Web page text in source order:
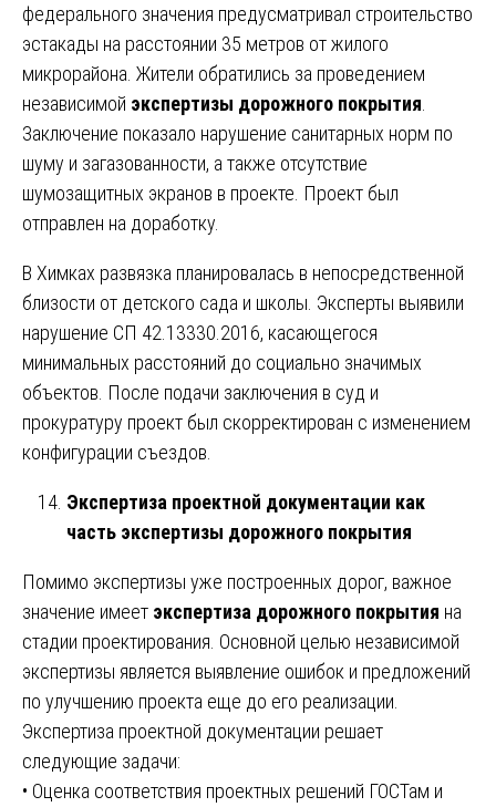
федерального значения предусматривал строительство
эстакады на расстоянии 35 метров от жилого
микрорайона. Жители обратились за проведением
независимой экспертизы дорожного покрытия
Заключение показало нарушение санитарных норм по
шуму и загазованности, а также отсутствие
шумозащитных экранов в проекте. Проект был
отправлен на доработку.
В Химках развязка планировалась в непосредственной
близости от детского сада и школы. Эксперты выявили
нарушение СП 42.13330.2016, касающегося
минимальных расстояний до социально значимых
объектов. После подачи заключения в суд и
прокуратуру проект был скорректирован с изменением
конфигурации съездов.
Экспертиза проектной документации как
часть экспертизы дорожного покрытия
Помимо экспертизы уже построенных дорог, важное
значение имеет экспертиза дорожного покрытия на
стадии проектирования. Основной целью независимой
экспертизы является выявление ошибок и предложений
по улучшению проекта еще до его реализации.
Экспертиза проектной документации решает
следующие задачи:
• Оценка соответствия проектных решений ГОСТам и